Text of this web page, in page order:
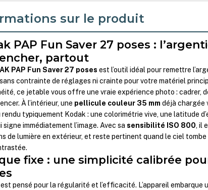
sur le produit
PAP Fun Saver 27 poses :
partout
PAP Fun Saver 27 poses est l’outil idéal pour remettre
contrainte de réglages ni crainte pour votre matériel
ce jetable vous offre une vraie expérience photo : cadrer,
À l’intérieur, une pellicule couleur 35 mm déjà chargée
rendu typiquement Kodak : une colorimétrie vive, une latitude
signe immédiatement l’image. Avec sasensibilité ISO 800, il
de lumière en extérieur, et reste pertinent quand le ciel tombe
fixe : une simplicité calibrée
pensé pour la régularité et l’efficacité. L’appareil embarque